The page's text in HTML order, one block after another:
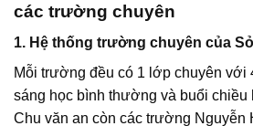
các trường chuyên
1. Hệ thống trường chuyên của
Mỗi trường đều có 1 lớp chuyên với
sáng học bình thường và buổi chiều
Chu văn an còn các trường Nguyễn